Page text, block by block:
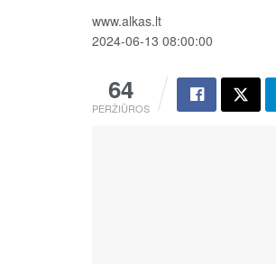
www.alkas.lt
2024-06-13 08:00:00
64
PERŽIŪROS